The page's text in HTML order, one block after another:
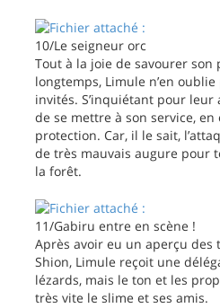
10/Le seigneur orc
Tout à la joie de savourer
longtemps, Limule n’en
invités. S’inquiétant pour
de se mettre à son service, en
protection. Car, il le sait,
de très mauvais augure pour
la forêt.
11/Gabiru entre en scène !
Après avoir eu un aperçu des
Shion, Limule reçoit une
lézards, mais le ton et les
très vite le slime et ses amis.